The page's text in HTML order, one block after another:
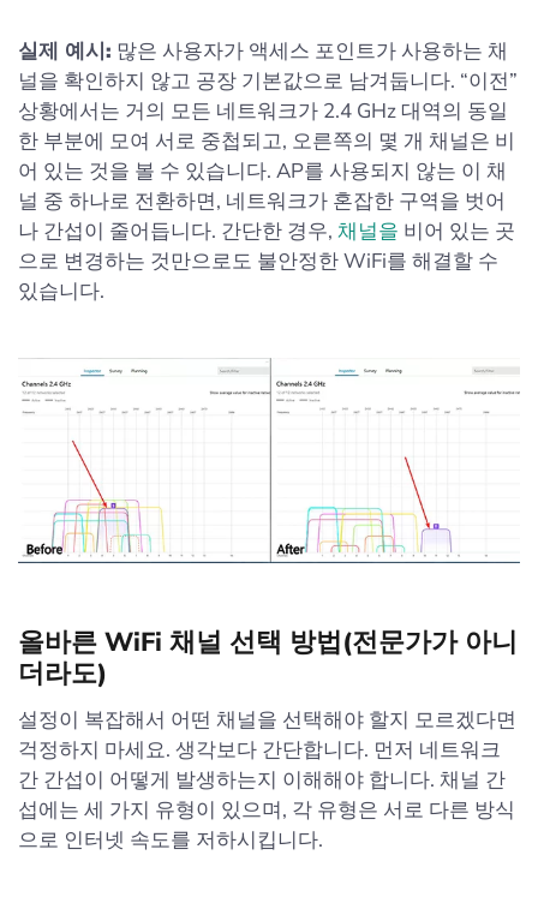
실제 예시: 많은 사용자가 액세스 포인트가 사용하는 채
널을 확인하지 않고 공장 기본값으로 남겨둡니다. “이전”
상황에서는 거의 모든 네트워크가 2.4 GHz 대역의 동일
한 부분에 모여 서로 중첩되고, 오른쪽의 몇 개 채널은 비
어 있는 것을 볼 수 있습니다. AP를 사용되지 않는 이 채
널 중 하나로 전환하면, 네트워크가 혼잡한 구역을 벗어
나 간섭이 줄어듭니다. 간단한 경우, 채널을 비어 있는 곳
으로 변경하는 것만으로도 불안정한 WiFi를 해결할 수
있습니다.
올바른 WiFi 채널 선택 방법(전문가가 아니
더라도)
설정이 복잡해서 어떤 채널을 선택해야 할지 모르겠다면
걱정하지 마세요. 생각보다 간단합니다. 먼저 네트워크
간 간섭이 어떻게 발생하는지 이해해야 합니다. 채널 간
섭에는 세 가지 유형이 있으며, 각 유형은 서로 다른 방식
으로 인터넷 속도를 저하시킵니다.